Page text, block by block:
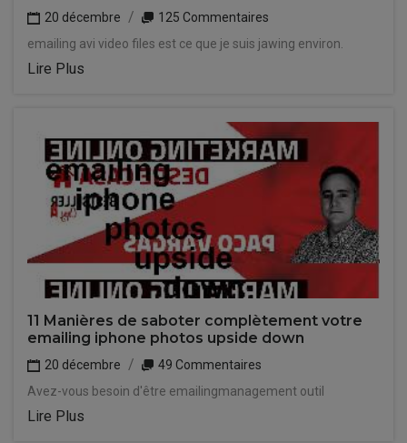
20 décembre
125 Commentaires
emailing avi video files est ce que je suis jawing environ.
Lire Plus
11 Manières de saboter complètement votre
emailing iphone photos upside down
20 décembre
49 Commentaires
Avez-vous besoin d'être emailingmanagement outil
Lire Plus